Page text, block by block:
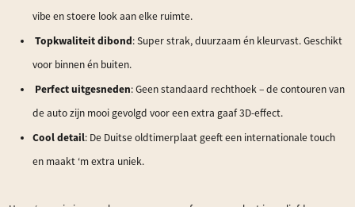
vibe en stoere look aan elke ruimte.
Topkwaliteit dibond: Super strak, duurzaam én kleurvast. Geschikt
voor binnen én buiten.
Perfect uitgesneden: Geen standaard rechthoek – de contouren van
de auto zijn mooi gevolgd voor een extra gaaf 3D-effect.
Cool detail: De Duitse oldtimerplaat geeft een internationale touch
en maakt ‘m extra uniek.